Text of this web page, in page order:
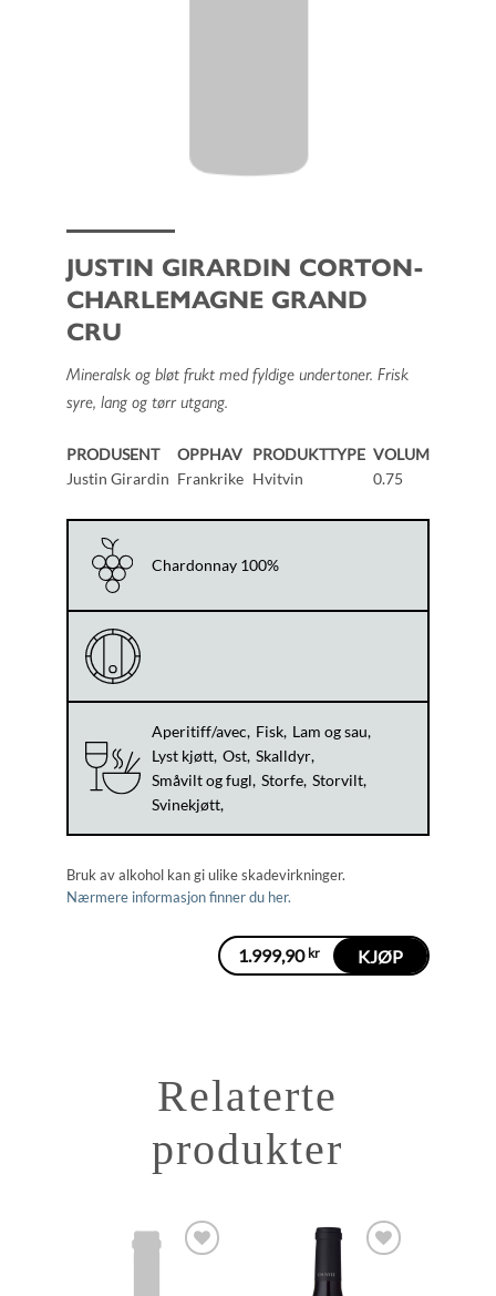
JUSTIN GIRARDIN CORTON-
CHARLEMAGNE GRAND
CRU
Mineralsk og bløt frukt med fyldige undertoner. Frisk
syre, lang og tørr utgang.
PRODUSENT
Justin Girardin
OPPHAV
Frankrike
PRODUKTTYPE
Hvitvin
VOLUM
0.75
Chardonnay 100%
Aperitiff/avec Fisk Lam og sau
Lyst kjøtt Ost Skalldyr
Småvilt og fugl Storfe Storvilt
Svinekjøtt
Bruk av alkohol kan gi ulike skadevirkninger.
Nærmere informasjon finner du her.
1.999,90 kr KJØP
Relaterte
produkter